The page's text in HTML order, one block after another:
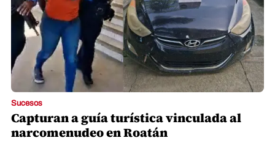
Sucesos
Capturan a guía turística vinculada al
narcomenudeo en Roatán